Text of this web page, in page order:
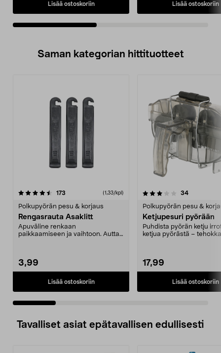
Lisää ostoskoriin Lisää ostoskoriin
Saman kategorian hittituotteet
173 (1,33/kpl)
Polkupyörän pesu & korjaus
Rengasrauta Asaklitt
Apuväline renkaan
paikkaamiseen ja vaihtoon. Auttaa
3,99
Lisää ostoskoriin
3.5 viidestä
34arvostelut
Polkupyörän pesu &
Ketjupesuri pyörään
Puhdista pyörän ketju
ketjua pyörästä –
17,99
Lisää ostoskoriin
5.0 viidestä
Tavalliset asiat epätavallisen edullisesti